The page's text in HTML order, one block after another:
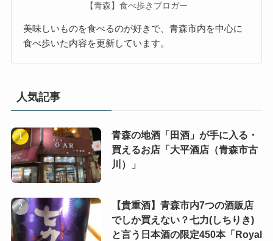
【青森】食べ歩きブロガー
美味しいものを食べるのが好きで、青森市内を中心に
食べ歩いた内容を更新しています。
人気記事
青森の地酒「田酒」が手に入る・
買えるお店「大平酒店（青森市古
川）」
【貴重酒】青森市内7つの酒販店
でしか買えない？七力(しちりき)
と言う日本酒の限定450本「Royal